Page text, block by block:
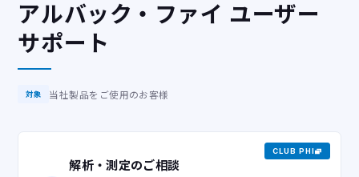
アルバック・ファイ ユーザー
サポート
対象 当社製品をご使用のお客様
CLUB PHI
解析・測定のご相談